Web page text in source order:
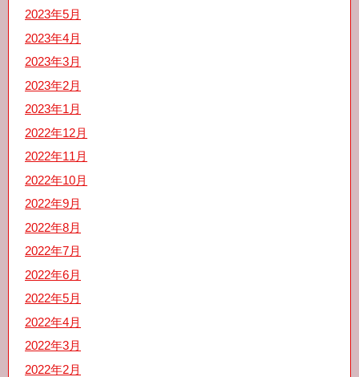
2023年5月
2023年4月
2023年3月
2023年2月
2023年1月
2022年12月
2022年11月
2022年10月
2022年9月
2022年8月
2022年7月
2022年6月
2022年5月
2022年4月
2022年3月
2022年2月